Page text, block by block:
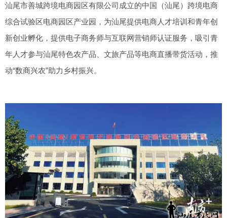
汕尾市善城跨境电商园区有限公司成立的中国（汕尾）跨境电商
综合试验区电商园区产业园，为汕尾提供电商人才培训和青年创
新创业孵化，提供电子商务师与互联网营销师认证服务，吸引青
年人才参与汕尾特色农产品、文旅产品等电商直播带货活动，推
动“数商兴农”助力乡村振兴。